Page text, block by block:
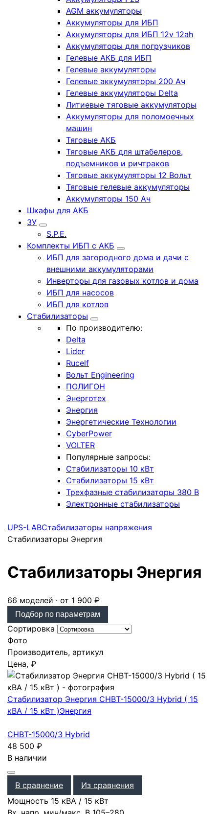
AGM аккумуляторы
Аккумуляторы для ИБП
Аккумуляторы для ИБП 12v 12ah
Аккумуляторы для погрузчиков
Гелевые АКБ для ИБП
Гелевые аккумуляторы
Гелевые аккумуляторы 200 Ач
Гелевые аккумуляторы Delta
Литиевые тяговые аккумуляторы
Аккумуляторы для поломоечных
машин
Тяговые АКБ
Тяговые АКБ для штабелеров,
подъемников и ричтраков
Тяговые аккумуляторы 12 Вольт
Тяговые гелевые аккумуляторы
Аккумуляторы 150 Ач
Шкафы для АКБ
ЗУ
S.P.E.
Комплекты ИБП с АКБ
ИБП для загородного дома и дачи с
внешними аккумуляторами
Инверторы для газовых котлов и дома
ИБП для насосов
ИБП для котлов
Стабилизаторы
По производителю:
Delta
Lider
Rucelf
Вольт Engineering
ПОЛИГОН
Энерготех
Энергия
Энергетические Технологии
CyberPower
VOLTER
Популярные запросы:
Стабилизаторы 10 кВт
Стабилизаторы 15 кВт
Трехфазные стабилизаторы 380 В
Электронные стабилизаторы
UPS-LABСтабилизаторы напряжения
Стабилизаторы Энергия
Стабилизаторы Энергия
66 моделей · от 1 900 ₽
Подбор по параметрам
Сортировка
Фото
Производитель, артикул
Цена, ₽
Стабилизатор Энергия CНВТ-15000/3 Нybrid ( 15
кВА / 15 кВт )Энергия
CНВТ-15000/3 Нybrid
48 500 ₽
В наличии
В сравнение
Из сравнения
Мощность 15 кВА / 15 кВт